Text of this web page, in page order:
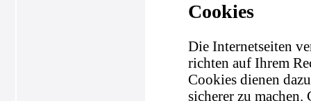
Cookies
Die Internetseiten
richten auf Ihrem
Cookies dienen
sicherer zu